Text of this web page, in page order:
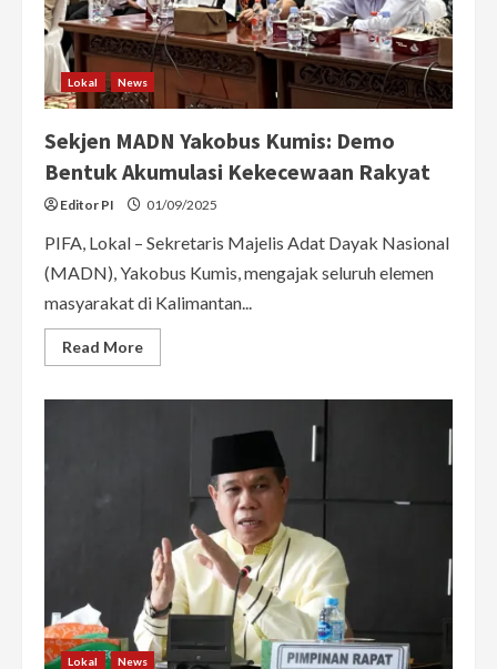
Lokal News
Sekjen MADN Yakobus Kumis: Demo
Bentuk Akumulasi Kekecewaan Rakyat
Editor PI 01/09/2025
PIFA, Lokal – Sekretaris Majelis Adat Dayak Nasional
(MADN), Yakobus Kumis, mengajak seluruh elemen
masyarakat di Kalimantan...
Read MoreRead
more
Akumulasi
Kekecewaan
Rakyat
Lokal News